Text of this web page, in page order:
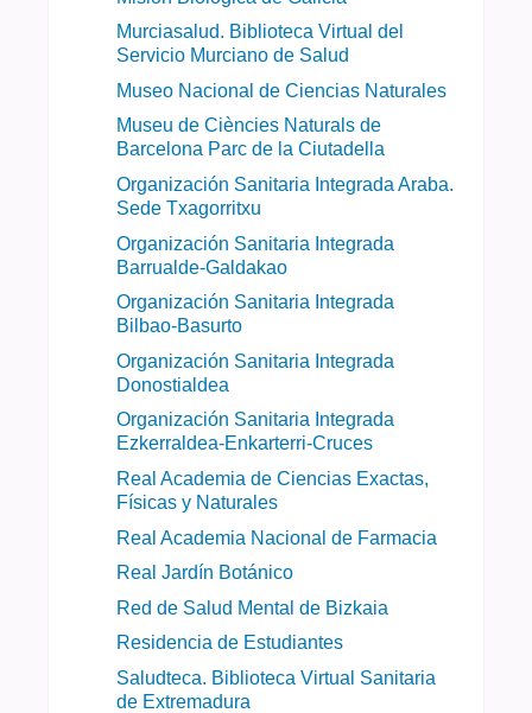
Murciasalud. Biblioteca Virtual del
Servicio Murciano de Salud
Museo Nacional de Ciencias Naturales
Museu de Ciències Naturals de
Barcelona Parc de la Ciutadella
Organización Sanitaria Integrada Araba.
Sede Txagorritxu
Organización Sanitaria Integrada
Barrualde-Galdakao
Organización Sanitaria Integrada
Bilbao-Basurto
Organización Sanitaria Integrada
Donostialdea
Organización Sanitaria Integrada
Ezkerraldea-Enkarterri-Cruces
Real Academia de Ciencias Exactas,
Físicas y Naturales
Real Academia Nacional de Farmacia
Real Jardín Botánico
Red de Salud Mental de Bizkaia
Residencia de Estudiantes
Saludteca. Biblioteca Virtual Sanitaria
de Extremadura